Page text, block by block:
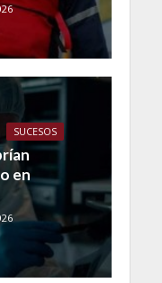
SUCESOS
en